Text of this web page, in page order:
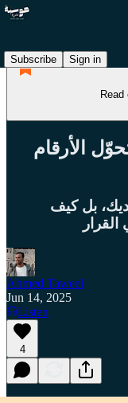
Subscribe
Sign in
الأرقام
بل كيف
Ahmed Taweel
Jun 14, 2025
Listen
4